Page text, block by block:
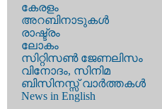
കേരളം
അറബിനാടുകള്‍
രാഷ്ട്രം
ലോകം
സിറ്റിസണ്‍ ജേണലിസം
വിനോദം, സിനിമ
ബിസിനസ്സ് വാര്‍ത്തകള്‍
News in English